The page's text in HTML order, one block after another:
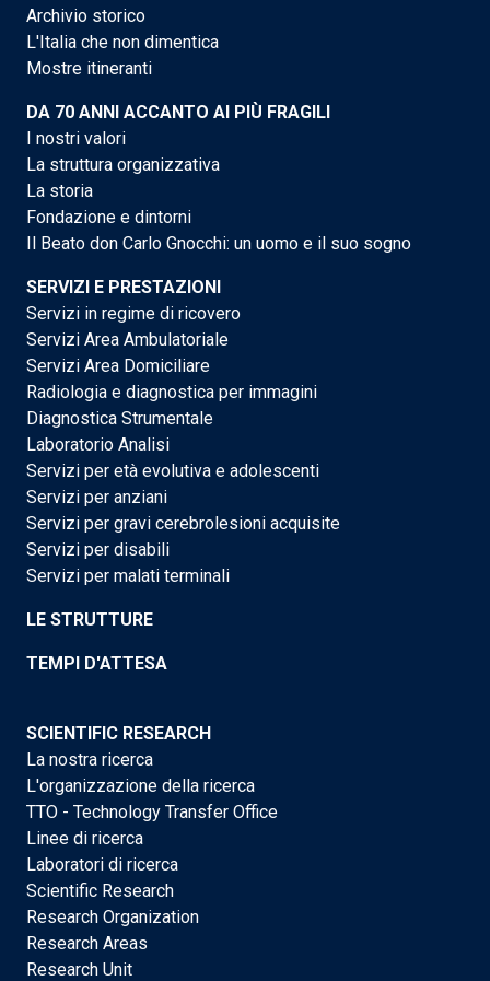
Archivio storico
L'Italia che non dimentica
Mostre itineranti
DA 70 ANNI ACCANTO AI PIÙ FRAGILI
I nostri valori
La struttura organizzativa
La storia
Fondazione e dintorni
Il Beato don Carlo Gnocchi: un uomo e il suo sogno
SERVIZI E PRESTAZIONI
Servizi in regime di ricovero
Servizi Area Ambulatoriale
Servizi Area Domiciliare
Radiologia e diagnostica per immagini
Diagnostica Strumentale
Laboratorio Analisi
Servizi per età evolutiva e adolescenti
Servizi per anziani
Servizi per gravi cerebrolesioni acquisite
Servizi per disabili
Servizi per malati terminali
LE STRUTTURE
TEMPI D'ATTESA
SCIENTIFIC RESEARCH
La nostra ricerca
L'organizzazione della ricerca
TTO - Technology Transfer Office
Linee di ricerca
Laboratori di ricerca
Scientific Research
Research Organization
Research Areas
Research Unit